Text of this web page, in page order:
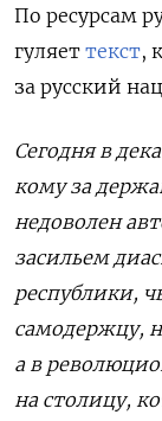
По ресурсам
гуляет текст,
за русский
Сегодня в
кому за
недоволен
засильем
республики,
самодержцу,
а в
на столицу,